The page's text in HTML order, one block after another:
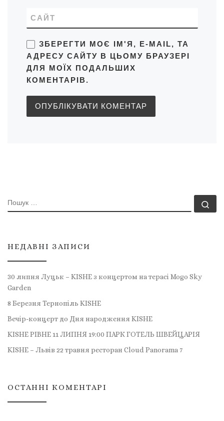
САЙТ
ЗБЕРЕГТИ МОЄ ІМ'Я, E-MAIL, ТА
АДРЕСУ САЙТУ В ЦЬОМУ БРАУЗЕРІ
ДЛЯ МОЇХ ПОДАЛЬШИХ
КОМЕНТАРІВ.
ПОШУК
НЕДАВНІ ЗАПИСИ
30 липня Луцьк – KISHE з концертом на терасі Mogo Sky
Garden
8 Березня Тернопіль KISHE
Вечір-концерт до Дня народження KISHE
KISHE РІВНЕ 11 ЛИПНЯ 19:00 ПАРК ГОТЕЛЬ ШВЕЙЦАРІЯ
KISHE – Львів 22 травня ресторан Cloud Panorama 7
ОСТАННІ КОМЕНТАРІ